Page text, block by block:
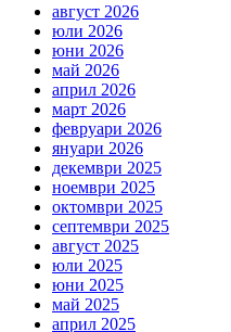
август 2026
юли 2026
юни 2026
май 2026
април 2026
март 2026
февруари 2026
януари 2026
декември 2025
ноември 2025
октомври 2025
септември 2025
август 2025
юли 2025
юни 2025
май 2025
април 2025